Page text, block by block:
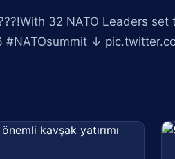
32 NATO Leaders
↓